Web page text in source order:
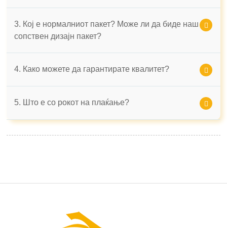
3. Кој е нормалниот пакет? Може ли да биде наш
сопствен дизајн пакет?
4. Како можете да гарантирате квалитет?
5. Што е со рокот на плаќање?